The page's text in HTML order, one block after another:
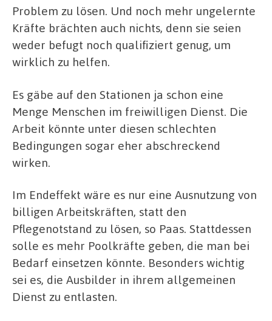
Problem zu lösen. Und noch mehr ungelernte
Kräfte brächten auch nichts, denn sie seien
weder befugt noch qualifiziert genug, um
wirklich zu helfen.
Es gäbe auf den Stationen ja schon eine
Menge Menschen im freiwilligen Dienst. Die
Arbeit könnte unter diesen schlechten
Bedingungen sogar eher abschreckend
wirken.
Im Endeffekt wäre es nur eine Ausnutzung von
billigen Arbeitskräften, statt den
Pflegenotstand zu lösen, so Paas. Stattdessen
solle es mehr Poolkräfte geben, die man bei
Bedarf einsetzen könnte. Besonders wichtig
sei es, die Ausbilder in ihrem allgemeinen
Dienst zu entlasten.